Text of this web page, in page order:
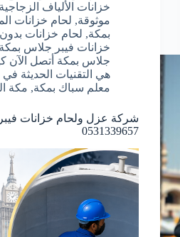
خزانات الألياف
موثوقة, لحام خزانات
بمكة, لحام خزانات
خزانات فيبر جلاس بمكة
جلاس بمكة أتصل الآن
هي التقنيات الحديثة
معلم سباك بمكة, مكة
شركة عزل ولحام خزانات
0531339657